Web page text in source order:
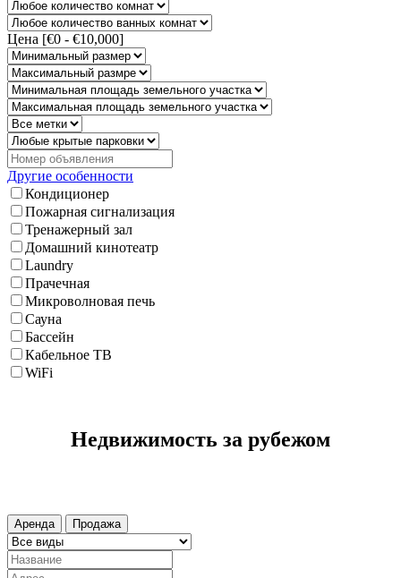
Цена [€0 - €10,000]
Другие особенности
Кондиционер
Пожарная сигнализация
Тренажерный зал
Домашний кинотеатр
Laundry
Прачечная
Микроволновая печь
Сауна
Бассейн
Кабельное ТВ
WiFi
Недвижимость за рубежом
Аренда Продажа